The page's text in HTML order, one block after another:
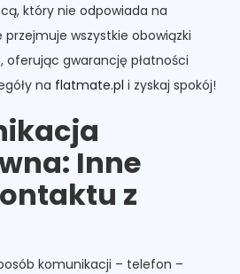
który nie odpowiada na
wszystkie obowiązki
oferując gwarancję płatności
na flatmate.pl i zyskaj spokój!
Inne
z
komunikacji – telefon –